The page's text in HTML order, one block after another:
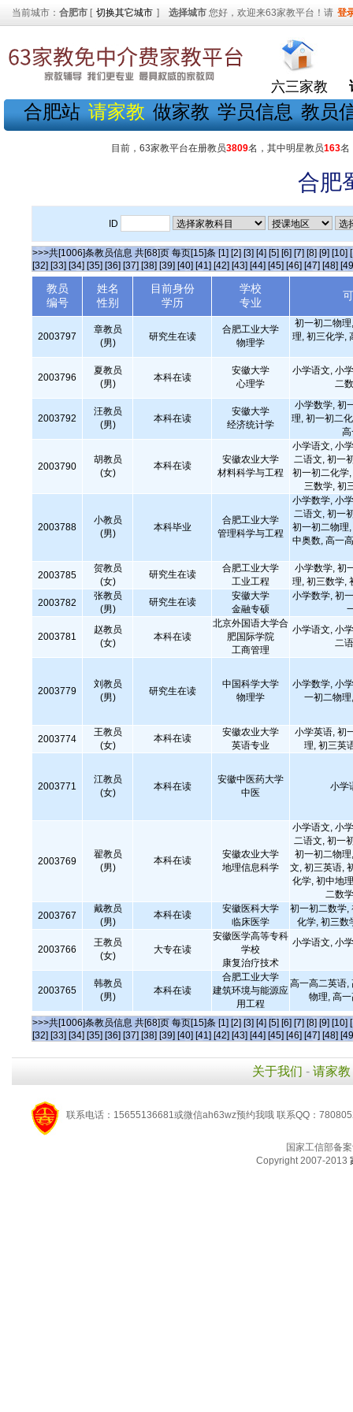
当前城市： 合肥市 [ 切换其它城市 ] 选择城市 您好，欢迎来63家教平台！请 登
六三家教
合肥站 请家教 做家教 学员信息 教员
目前，63家教平台在册教员3809名，其中明星教员163名
合肥
ID
>>>共[1006]条教员信息 共[68]页 每页[15]条 [1] [2] [3] [4] [5] [6] [7] [8] [9] [10]
[32] [33] [34] [35] [36] [37] [38] [39] [40] [41] [42] [43] [44] [45] [46] [47] [48]
教员
编号
姓名
性别
目前身份
学历
学校
专业
2003797
章教员
(男)
研究生在读
合肥工业大学
物理学
初一初二物
理, 初三化学,
2003796
夏教员
(男)
本科在读
安徽大学
心理学
小学语文, 小
二
2003792
汪教员
(男)
本科在读
安徽大学
经济统计学
小学数学, 初
理, 初一初二
2003790
胡教员
(女)
本科在读
安徽农业大学
材料科学与工程
小学语文, 小
二语文, 初一
初一初二化学
三数学, 初
2003788
小教员
(男)
本科毕业
合肥工业大学
管理科学与工程
小学数学, 小
二语文, 初一
初一初二物理
中奥数, 高一
2003785
贺教员
(女)
研究生在读
合肥工业大学
工业工程
小学数学, 初
理, 初三数学,
2003782
张教员
(男)
研究生在读
安徽大学
金融专硕
小学数学, 初
2003781
赵教员
(女)
本科在读
北京外国语大学合
肥国际学院
工商管理
小学语文, 小
二
2003779
刘教员
(男)
研究生在读
中国科学大学
物理学
小学数学, 小
一初二物
2003774
王教员
(女)
本科在读
安徽农业大学
英语专业
小学英语, 初
理, 初三英
2003771
江教员
(女)
本科在读
安徽中医药大学
中医
小学
2003769
翟教员
(男)
本科在读
安徽农业大学
地理信息科学
小学语文, 小
二语文, 初一
初一初二物
文, 初三英语,
化学, 初中地
二数
2003767
戴教员
(男)
本科在读
安徽医科大学
临床医学
初一初二数学,
化学, 初三数
2003766
王教员
(女)
大专在读
安徽医学高等专科
学校
康复治疗技术
小学语文, 小
2003765
韩教员
(男)
本科在读
合肥工业大学
建筑环境与能源应
用工程
高一高二英语,
物理, 高
>>>共[1006]条教员信息 共[68]页 每页[15]条 [1] [2] [3] [4] [5] [6] [7] [8] [9] [10]
[32] [33] [34] [35] [36] [37] [38] [39] [40] [41] [42] [43] [44] [45] [46] [47] [48]
关于我们 - 请家教
联系电话：15655136681或微信ah63wz预约我哦 联系QQ：
国家工信部备
Copyright 2007-2013